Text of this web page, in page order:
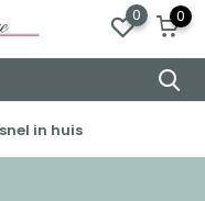
0 0
in huis